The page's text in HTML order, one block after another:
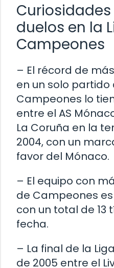
duelos en la
Campeones
– El récord de
en un solo partido
Campeones lo
entre el AS
La Coruña en la
2004, con un
favor del Mónaco.
– El equipo con
de Campeones
con un total de 13
fecha.
– La final de la
de 2005 entre el